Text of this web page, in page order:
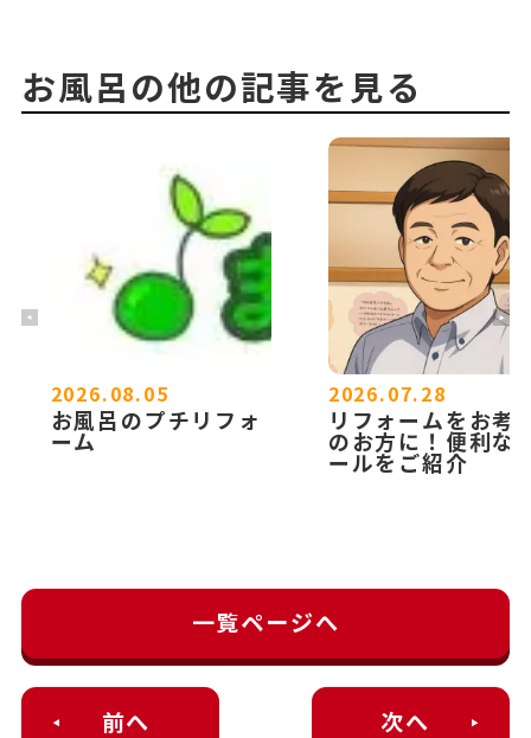
お風呂の他の記事を見る
2026.08.05
お風呂のプチリフォ
ーム
2026.07.28
リフォームをお考
のお方に！便利な
ールをご紹介
前へ
一覧ページへ
次へ